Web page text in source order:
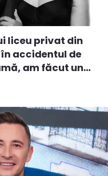
liceu privat din
accidentul de
am făcut un